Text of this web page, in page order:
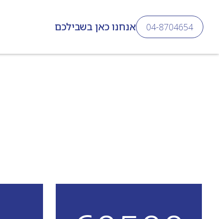
אנחנו כאן בשבילכם 04-8704654
Send